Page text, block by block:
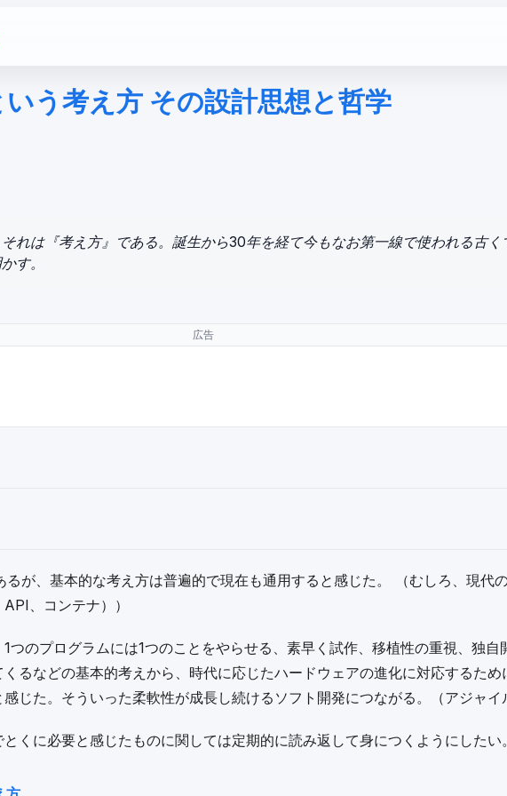
いう考え方 その設計思想と哲学
れは『考え方』である。誕生から30年を経て今もなお第一線で使われる古く
す。
広告
が、基本的な考え方は普遍的で現在も通用すると感じた。 （むしろ、現代
、コンテナ））
つのプログラムには1つのことをやらせる、素早く試作、移植性の重視、独自
るなどの基本的考えから、時代に応じたハードウェアの進化に対応するため
じた。そういった柔軟性が成長し続けるソフト開発につながる。（アジャイ
くに必要と感じたものに関しては定期的に読み返して身につくようにしたい。